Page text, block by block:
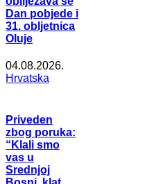
Dan pobjede i
31. obljetnica
Oluje
04.08.2026.
Hrvatska
Priveden
zbog poruka:
“Klali smo
vas u
Srednjoj